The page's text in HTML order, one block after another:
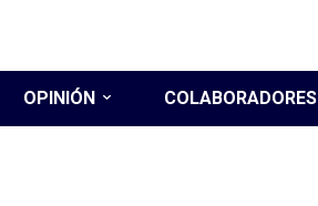
OPINIÓN COLABORADORES